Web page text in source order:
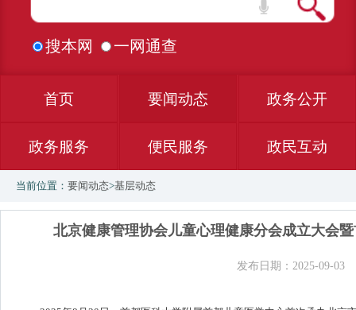
搜本网 一网通查
首页 要闻动态 政务公开
政务服务 便民服务 政民互动
当前位置： 要闻动态>基层动态
北京健康管理协会儿童心理健康分会成立大会
发布日期：2025-09-03